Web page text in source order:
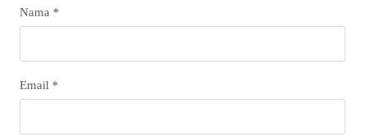
Nama *
Email *